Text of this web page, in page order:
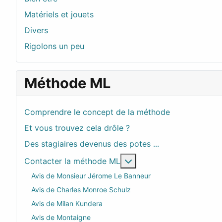
Matériels et jouets
Divers
Rigolons un peu
Méthode ML
Comprendre le concept de la méthode
Et vous trouvez cela drôle ?
Des stagiaires devenus des potes ...
Contacter la méthode ML
Avis de Monsieur Jérome Le Banneur
Avis de Charles Monroe Schulz
Avis de Milan Kundera
Avis de Montaigne